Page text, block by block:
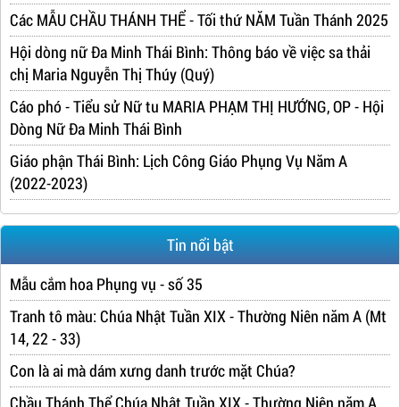
Các MẪU CHẦU THÁNH THỂ - Tối thứ NĂM Tuần Thánh 2025
Hội dòng nữ Đa Minh Thái Bình: Thông báo về việc sa thải
chị Maria Nguyễn Thị Thúy (Quý)
Cáo phó - Tiểu sử Nữ tu MARIA PHẠM THỊ HƯỚNG, OP - Hội
Dòng Nữ Đa Minh Thái Bình
Giáo phận Thái Bình: Lịch Công Giáo Phụng Vụ Năm A
(2022-2023)
Tin nổi bật
Mẫu cắm hoa Phụng vụ - số 35
Tranh tô màu: Chúa Nhật Tuần XIX - Thường Niên năm A (Mt
14, 22 - 33)
Con là ai mà dám xưng danh trước mặt Chúa?